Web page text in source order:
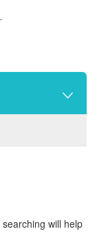
will help